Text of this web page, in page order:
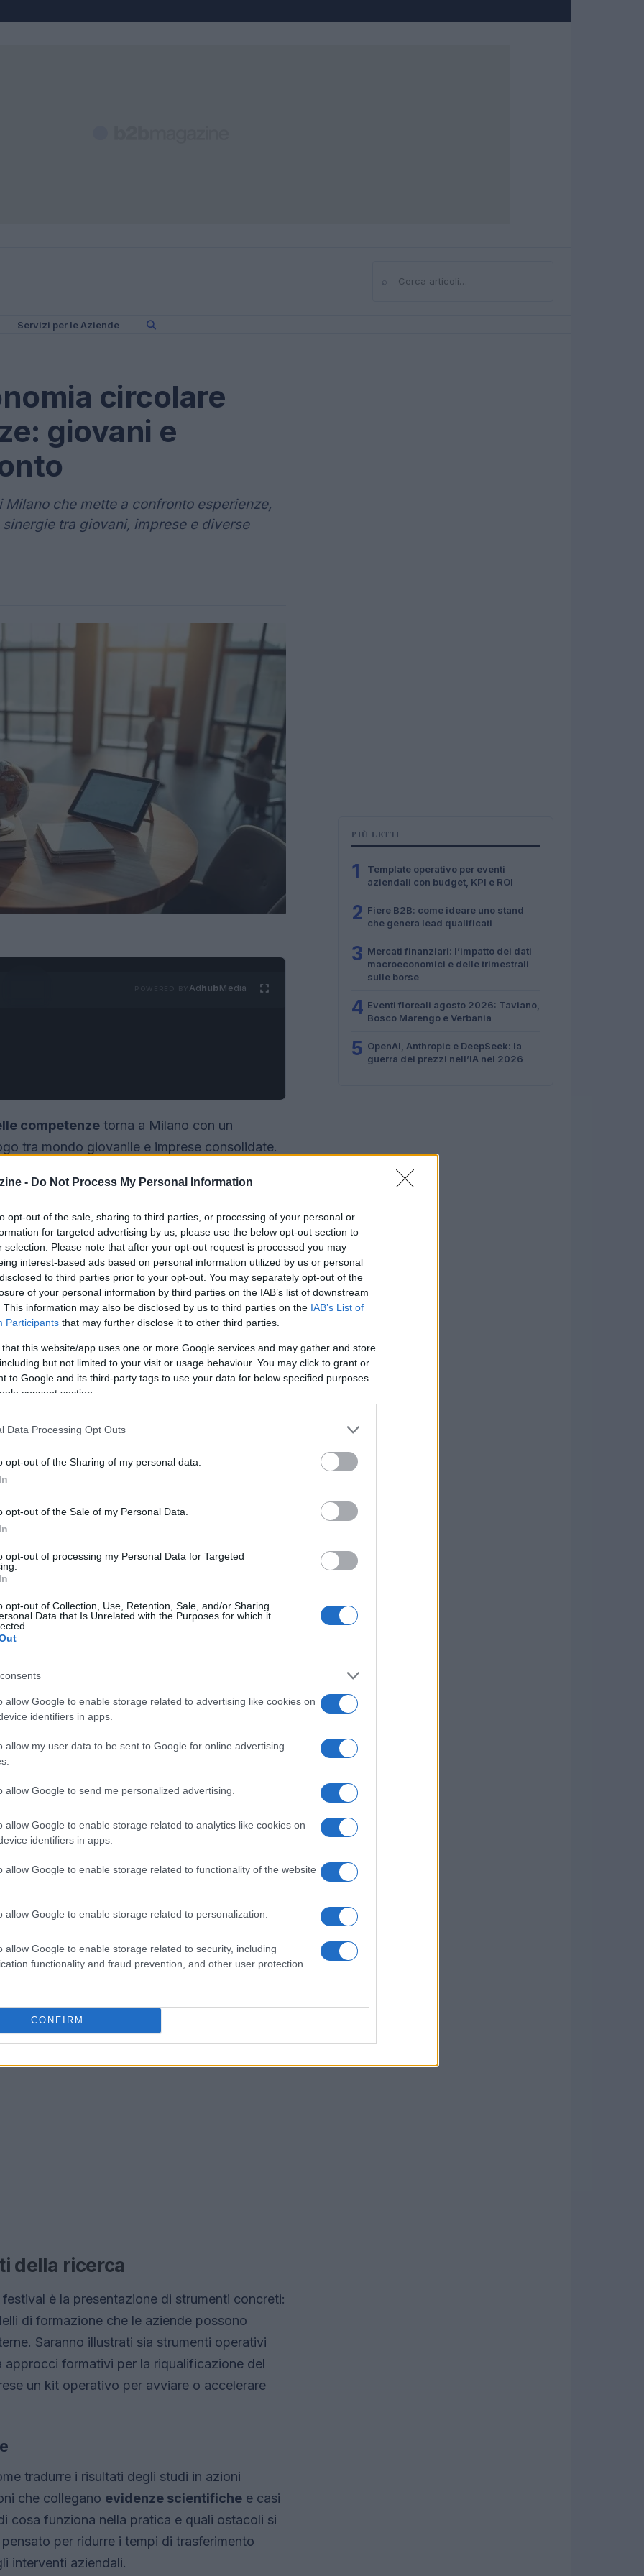
- Do Not Process My Personal Information
opt-out of the sale, sharing to third parties, or processing of your personal or
for targeted advertising by us, please use the below opt-out section to
selection. Please note that after your opt-out request is processed you may
interest-based ads based on personal information utilized by us or personal
to third parties prior to your opt-out. You may separately opt-out of the
of your personal information by third parties on the IAB’s list of downstream
This information may also be disclosed by us to third parties on the IAB’s List of
Participants that may further disclose it to other third parties.
that this website/app uses one or more Google services and may gather and store
but not limited to your visit or usage behaviour. You may click to grant or
to Google and its third-party tags to use your data for below specified purposes
consent section.
Data Processing Opt Outs
opt-out of the Sharing of my personal data.
opt-out of the Sale of my Personal Data.
opt-out of processing my Personal Data for Targeted
opt-out of Collection, Use, Retention, Sale, and/or Sharing
Data that Is Unrelated with the Purposes for which it
allow Google to enable storage related to advertising like cookies on
identifiers in apps.
allow my user data to be sent to Google for online advertising
allow Google to send me personalized advertising.
allow Google to enable storage related to analytics like cookies on
identifiers in apps.
allow Google to enable storage related to functionality of the website
allow Google to enable storage related to personalization.
allow Google to enable storage related to security, including
functionality and fraud prevention, and other user protection.
CONFIRM
⌕Cerca
Servizi per le Aziende
circolare
giovani e
che mette a confronto esperienze,
tra giovani, imprese e diverse
AdhubMedia
competenze torna a Milano con un
tra mondo giovanile e imprese consolidate.
per una transizione sostenibile e inclusiva.
di incontro e di confronto dove storie di
di ricerca vengono presentati con un focus
reali di lavoro e innovazione. Il festival è
pensato per entrambe le parti coinvolte.
operativo
prodotti e servizi. Attraverso tavole rotonde,
in luce come le nuove generazioni possano
le imprese offrono contesti dove
Questo approccio mira a ridurre il divario tra
promuovendo un modello di
che mostrano come la
scala aziendale: start-up che recuperano
produttivi e centri di ricerca che traducono i
offrono esempi pratici di come
combinarsi per generare valore economico
della ricerca
è la presentazione di strumenti concreti:
di formazione che le aziende possono
Saranno illustrati sia strumenti operativi
formativi per la riqualificazione del
un kit operativo per avviare o accelerare
tradurre i risultati degli studi in azioni
che collegano evidenze scientifiche e casi
cosa funziona nella pratica e quali ostacoli si
per ridurre i tempi di trasferimento
interventi aziendali.
PIÙ LETTI
1
Template operativo per eventi
aziendali con budget, KPI e ROI
2 Fiere B2B: come ideare uno stand
che genera lead qualificati
3 Mercati finanziari: l’impatto dei dati
macroeconomici e delle trimestrali
sulle borse
4 Eventi floreali agosto 2026: Taviano,
Bosco Marengo e Verbania
5 OpenAI, Anthropic e DeepSeek: la
guerra dei prezzi nell’IA nel 2026